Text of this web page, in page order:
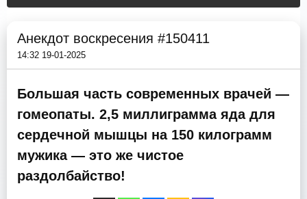
Анекдот воскресения #150411
14:32 19-01-2025
Большая часть современных врачей —
гомеопаты. 2,5 миллиграмма яда для
сердечной мышцы на 150 килограмм
мужика — это же чистое
раздолбайство!